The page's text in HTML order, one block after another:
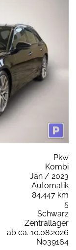
Pkw
Kombi
Jan / 2023
Automatik
84.447 km
5
Schwarz
Zentrallager
ab ca. 10.08.2026
N039164